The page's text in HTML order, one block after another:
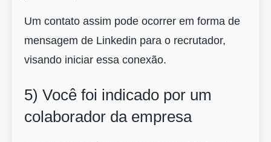
Um contato assim pode ocorrer em forma de
mensagem de Linkedin para o recrutador,
visando iniciar essa conexão.
5) Você foi indicado por um
colaborador da empresa